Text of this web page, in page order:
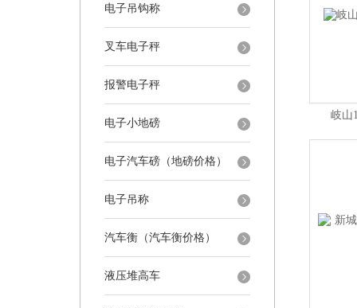
电子吊钩称
叉车电子秤
报警电子秤
电子小地磅
电子汽车磅（地磅价格）
电子吊称
汽车衡（汽车衡价格）
液压堆高车
岐山